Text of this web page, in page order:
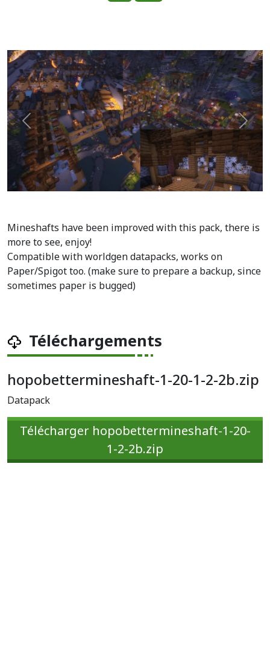
Précédent
Mineshafts have been improved with this pack, there is
more to see, enjoy!
Compatible with worldgen datapacks, works on
Paper/Spigot too. (make sure to prepare a backup, since
sometimes paper is bugged)
Téléchargements
hopobettermineshaft-1-20-1-2-2b.zip
Datapack
Télécharger hopobettermineshaft-1-20-
1-2-2b.zip